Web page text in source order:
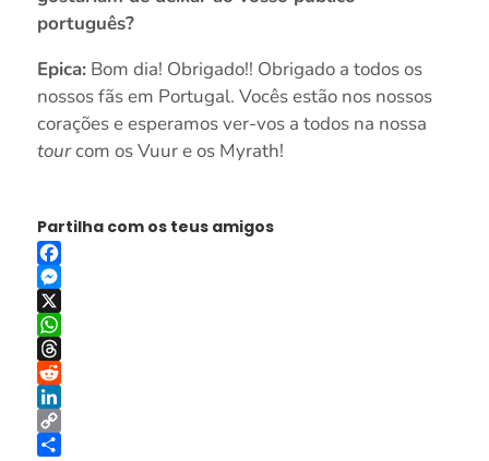
português?
Epica:Bom dia! Obrigado!! Obrigado a todos os
nossos fãs em Portugal. Vocês estão nos nossos
corações e esperamos ver-vos a todos na nossa
tourcom os Vuur e os Myrath!
Partilha com os teus amigos
Facebook
Messenger
X
WhatsApp
Threads
Reddit
LinkedIn
Copy